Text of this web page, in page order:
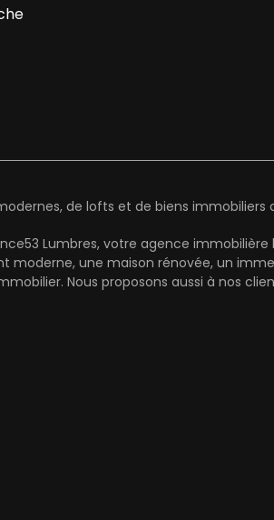
de lofts et de biens
Lumbres, votre agence
une maison rénovée, un
Nous proposons aussi à nos